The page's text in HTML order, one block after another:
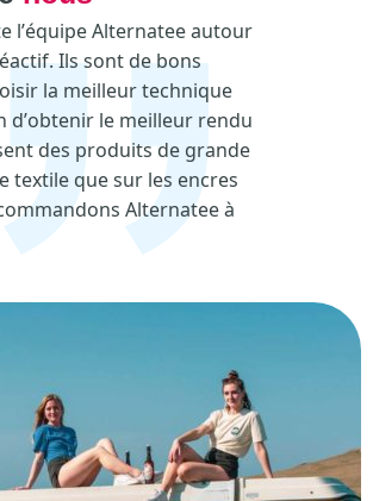
l’équipe Alternatee autour
Ils sont de bons
la meilleur technique
d’obtenir le meilleur rendu
des produits de grande
textile que sur les encres
Alternatee à